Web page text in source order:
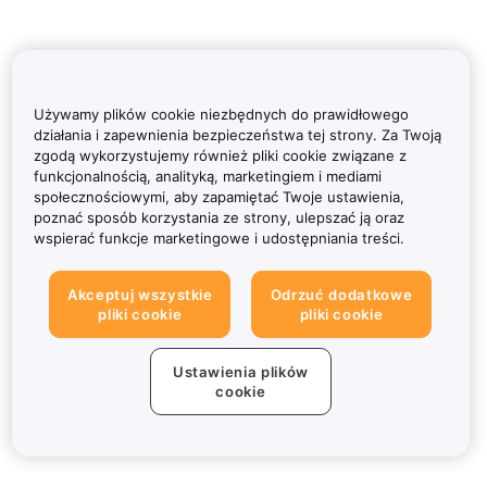
Używamy plików cookie niezbędnych do prawidłowego
działania i zapewnienia bezpieczeństwa tej strony. Za Twoją
zgodą wykorzystujemy również pliki cookie związane z
funkcjonalnością, analityką, marketingiem i mediami
społecznościowymi, aby zapamiętać Twoje ustawienia,
poznać sposób korzystania ze strony, ulepszać ją oraz
wspierać funkcje marketingowe i udostępniania treści.
Akceptuj wszystkie
pliki cookie
Odrzuć dodatkowe
pliki cookie
Ustawienia plików
cookie